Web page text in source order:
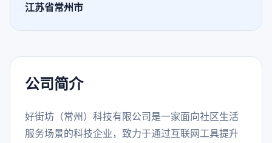
江苏省常州市
公司简介
好街坊（常州）科技有限公司是一家面向社区生活
服务场景的科技企业，致力于通过互联网工具提升